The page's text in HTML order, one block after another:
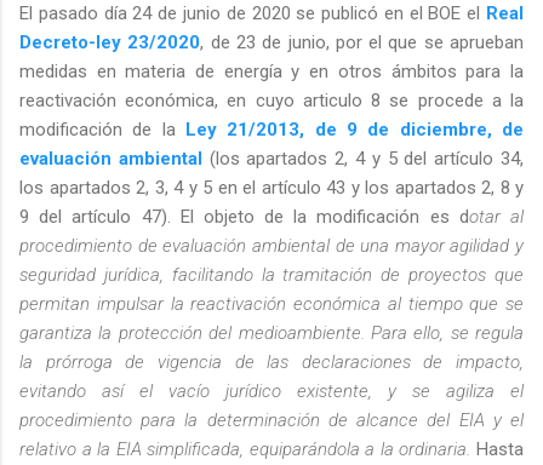
El pasado día 24 de junio de 2020 se publicó en el BOE el Real
Decreto-ley 23/2020, de 23 de junio, por el que se aprueban
medidas en materia de energía y en otros ámbitos para la
reactivación económica, en cuyo articulo 8 se procede a la
modificación de la Ley 21/2013, de 9 de diciembre, de
evaluación ambiental(los apartados 2, 4 y 5 del artículo 34,
los apartados 2, 3, 4 y 5 en el artículo 43 y los apartados 2, 8 y
9 del artículo 47). El objeto de la modificación es dotar al
procedimiento de evaluación ambiental de una mayor agilidad y
seguridad jurídica, facilitando la tramitación de proyectos que
permitan impulsar la reactivación económica al tiempo que se
garantiza la protección del medioambiente. Para ello, se regula
la prórroga de vigencia de las declaraciones de impacto,
evitando así el vacío jurídico existente, y se agiliza el
procedimiento para la determinación de alcance del EIA y el
relativo a la EIA simplificada, equiparándola a la ordinaria. Hasta